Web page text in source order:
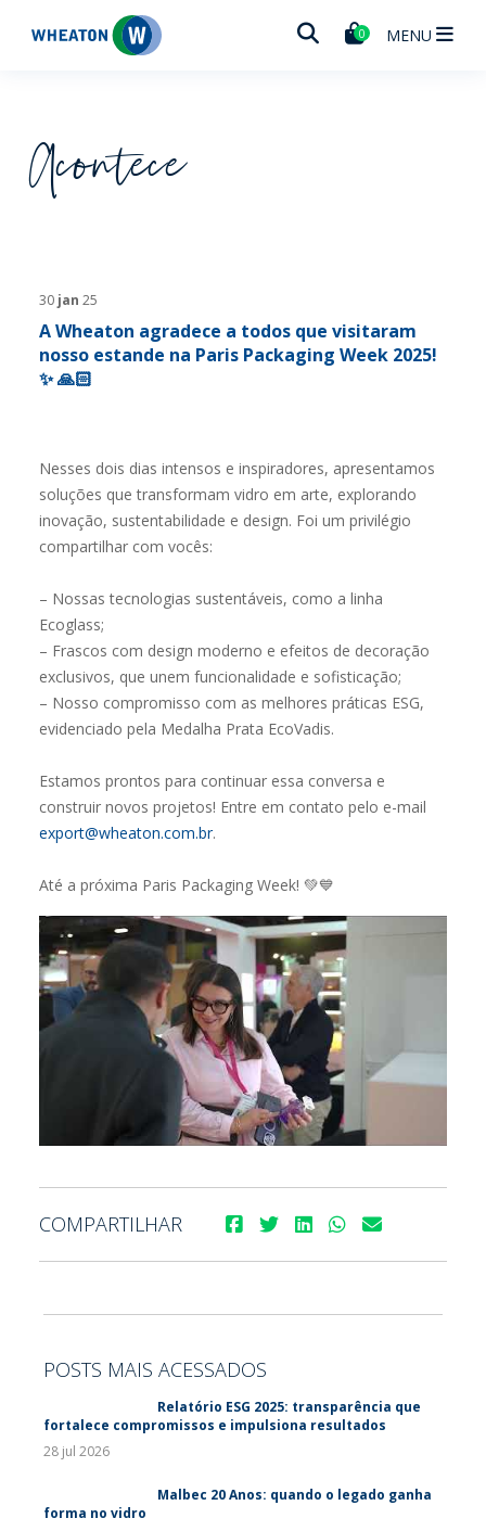
Wheaton 0 MENU
Acontece
30 jan 25
A Wheaton agradece a todos que visitaram
nosso estande na Paris Packaging Week 2025!
✨ 🙏🏻
Nesses dois dias intensos e inspiradores, apresentamos
soluções que transformam vidro em arte, explorando
inovação, sustentabilidade e design. Foi um privilégio
compartilhar com vocês:
– Nossas tecnologias sustentáveis, como a linha
Ecoglass;
– Frascos com design moderno e efeitos de decoração
exclusivos, que unem funcionalidade e sofisticação;
– Nosso compromisso com as melhores práticas ESG,
evidenciado pela Medalha Prata EcoVadis.
Estamos prontos para continuar essa conversa e
construir novos projetos! Entre em contato pelo e-mail
export@wheaton.com.br.
Até a próxima Paris Packaging Week! 💚💙
COMPARTILHAR
POSTS MAIS ACESSADOS
Relatório ESG 2025: transparência que
fortalece compromissos e impulsiona resultados
28 jul 2026
Malbec 20 Anos: quando o legado ganha
forma no vidro